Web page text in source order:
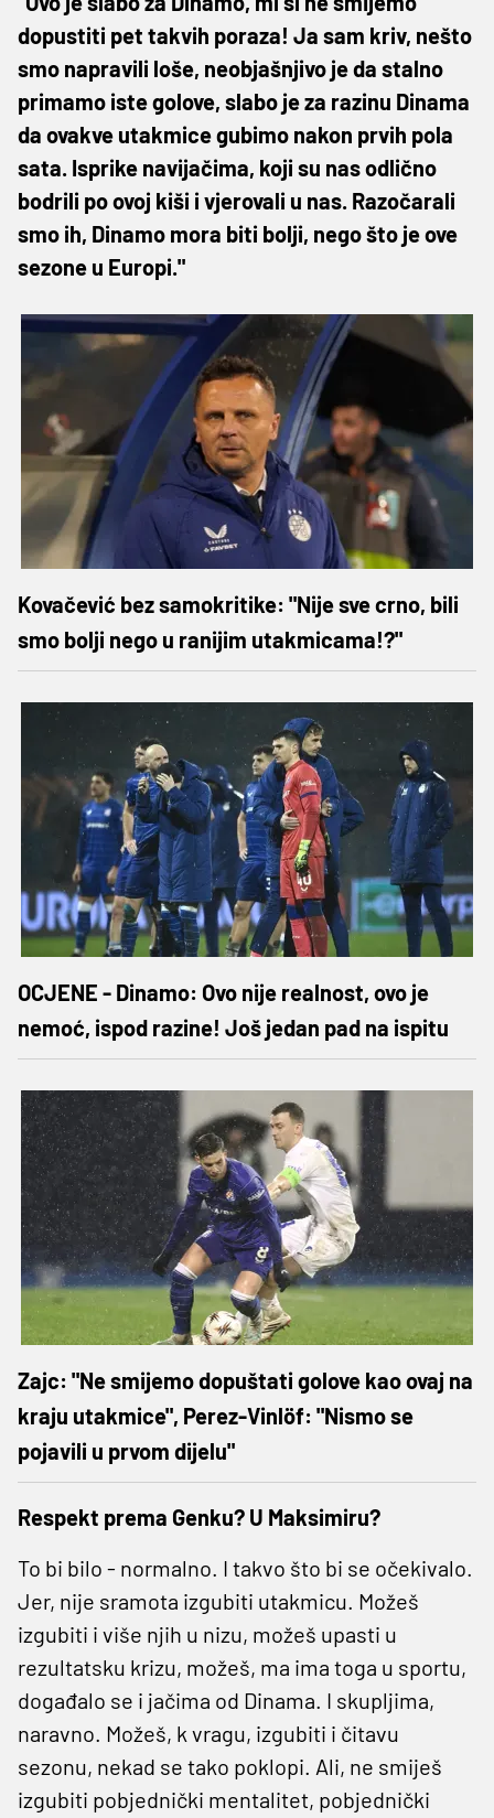
dopustiti pet takvih poraza! Ja sam kriv, nešto
smo napravili loše, neobjašnjivo je da stalno
primamo iste golove, slabo je za razinu Dinama
da ovakve utakmice gubimo nakon prvih pola
sata. Isprike navijačima, koji su nas odlično
bodrili po ovoj kiši i vjerovali u nas. Razočarali
smo ih, Dinamo mora biti bolji, nego što je ove
sezone u Europi."
Kovačević bez samokritike: "Nije sve crno, bili
smo bolji nego u ranijim utakmicama!?"
OCJENE - Dinamo: Ovo nije realnost, ovo je
nemoć, ispod razine! Još jedan pad na ispitu
Zajc: "Ne smijemo dopuštati golove kao ovaj na
kraju utakmice", Perez-Vinlöf: "Nismo se
pojavili u prvom dijelu"
Respekt prema Genku? U Maksimiru?
To bi bilo - normalno. I takvo što bi se očekivalo.
Jer, nije sramota izgubiti utakmicu. Možeš
izgubiti i više njih u nizu, možeš upasti u
rezultatsku krizu, možeš, ma ima toga u sportu,
događalo se i jačima od Dinama. I skupljima,
naravno. Možeš, k vragu, izgubiti i čitavu
sezonu, nekad se tako poklopi. Ali, ne smiješ
izgubiti pobjednički mentalitet, pobjednički